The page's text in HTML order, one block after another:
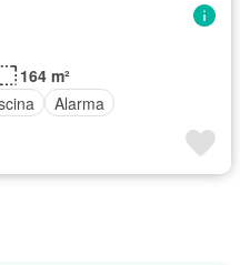
164 m²
Alarma